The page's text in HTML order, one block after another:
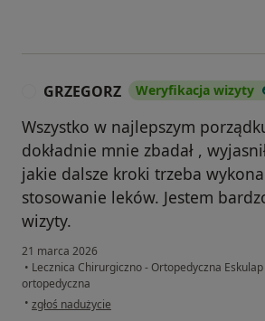
GRZEGORZ Weryfikacja wizyty
Wszystko w najlepszym
dokładnie mnie zbadał ,
jakie dalsze kroki trzeba
stosowanie leków. Jestem
wizyty.
21 marca 2026
• Lecznica Chirurgiczno - Ortopedyczna Eskulap
ortopedyczna
• w opinii użytkownika GRZEGORZ
zgłoś nadużycie